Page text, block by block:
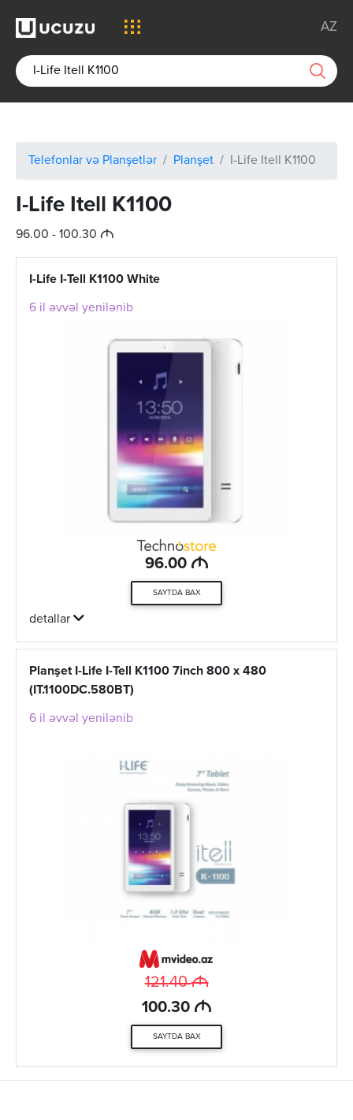
AZ
Telefonlar və Planşetlər Planşet I-Life Itell K1100
I-Life Itell K1100
96.00 - 100.30 M
I-Life I-Tell K1100 White
6 il əvvəl yenilənib
96.00 M
SAYTDA BAX
detallar
Planşet I-Life I-Tell K1100 7inch 800 x 480
(IT.1100DC.580BT)
6 il əvvəl yenilənib
121.40M
100.30 M
SAYTDA BAX